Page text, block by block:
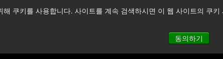
쿠키를 사용합니다. 사이트를 계속 검색하시면 이 웹 사이트의 쿠
동의하기
중동 지역 상황을 지속적으로 주시하고 있으며, 모든 서비스는